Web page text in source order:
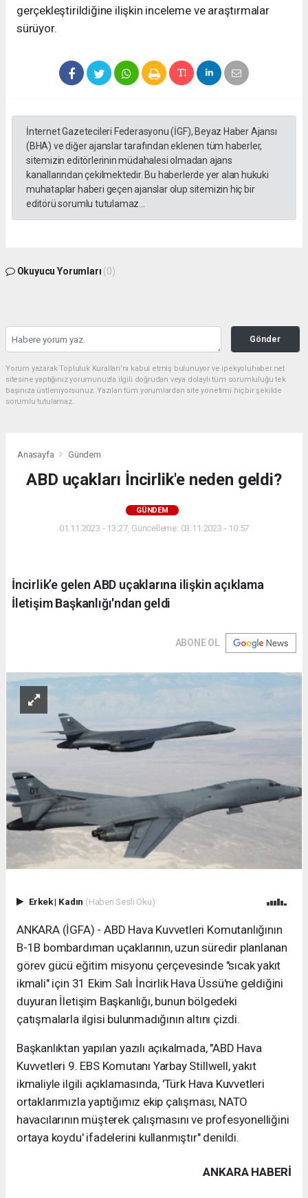
gerçekleştirildiğine ilişkin inceleme ve araştırmalar
sürüyor.
İnternet Gazetecileri Federasyonu (İGF), Beyaz Haber Ajansı
(BHA) ve diğer ajanslar tarafından eklenen tüm haberler,
sitemizin editörlerinin müdahalesi olmadan ajans
kanallarından çekilmektedir. Bu haberlerde yer alan hukuki
muhataplar haberi geçen ajanslar olup sitemizin hiç bir
editörü sorumlu tutulamaz...
Okuyucu Yorumları (0)
Gönder
Yorum yazarak Topluluk Kuralları’nı kabul etmiş bulunuyor ve ipekyoluhaber.net
sitesine yaptığınız yorumunuzla ilgili doğrudan veya dolaylı tüm sorumluluğu tek
başınıza üstleniyorsunuz. Yazılan tüm yorumlardan site yönetimi hiçbir şekilde
sorumlu tutulamaz.
Anasayfa Gündem
ABD uçakları İncirlik'e neden geldi?
GÜNDEM
01.11.2023 - 13:27, Güncelleme: 03.11.2023 - 10:57
İncirlik’e gelen ABD uçaklarına ilişkin açıklama
İletişim Başkanlığı'ndan geldi
ABONE OL
Erkek| Kadın (Haberi Sesli Oku)
ANKARA (İGFA) - ABD Hava Kuvvetleri Komutanlığının
B-1B bombardıman uçaklarının, uzun süredir planlanan
görev gücü eğitim misyonu çerçevesinde "sıcak yakıt
ikmali" için 31 Ekim Salı İncirlik Hava Üssü'ne geldiğini
duyuran İletişim Başkanlığı, bunun bölgedeki
çatışmalarla ilgisi bulunmadığının altını çizdi.
Başkanlıktan yapılan yazılı açıkalmada, "ABD Hava
Kuvvetleri 9. EBS Komutanı Yarbay Stillwell, yakıt
ikmaliyle ilgili açıklamasında, 'Türk Hava Kuvvetleri
ortaklarımızla yaptığımız ekip çalışması, NATO
havacılarının müşterek çalışmasını ve profesyonelliğini
ortaya koydu' ifadelerini kullanmıştır" denildi.
ANKARA HABERİ